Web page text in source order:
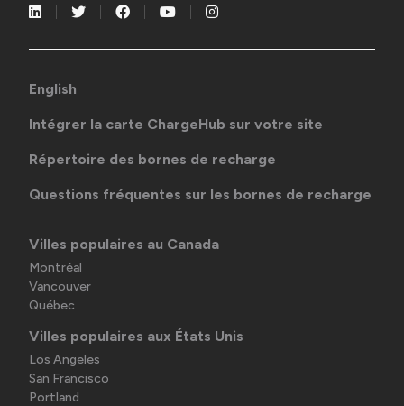
English
Intégrer la carte ChargeHub sur votre site
Répertoire des bornes de recharge
Questions fréquentes sur les bornes de recharge
Villes populaires au Canada
Montréal
Vancouver
Québec
Villes populaires aux États Unis
Los Angeles
San Francisco
Portland